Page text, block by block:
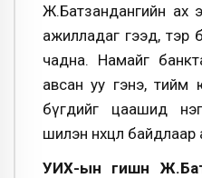
Ж.Батзандангийн ах
ажилладаг гээд, тэр
чадна. Намайг
авсан уу гэнэ,
бүгдийг цаашид
шилэн нөхцөл
УИХ-ын гишүүн